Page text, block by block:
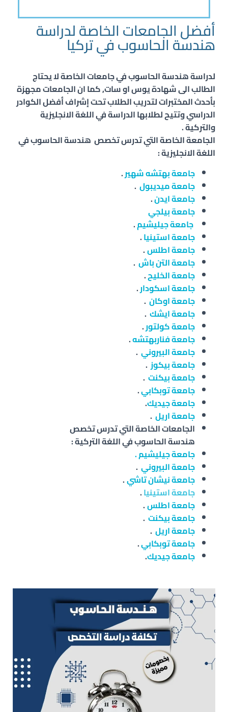
أفضل الجامعات الخاصة لدراسة
هندسة الحاسوب في تركيا
لدراسة هندسة الحاسوب في جامعات الخاصة لا يحتاج
الطالب الى شهادة يوس او سات, كما ان الجامعات مجهزة
بأحدث المختبرات لتدريب الطلاب تحت إشراف أفضل الكوادر
الدراسي وتتيح لطلابها الدراسة في اللغة الانجليزية
والتركية .
الجامعة الخاصة التي تدرس تخصص هندسةالحاسوبفي
اللغة الانجليزية :
جامعة بهتشه شهير.
جامعة ميديبول .
جامعة ايدن.
جامعة بيلجي
جامعة جيليشيم.
جامعة استينيا.
جامعة اطلس.
جامعة التن باش .
جامعة الخليح.
جامعة اسكودار.
جامعة اوكان .
جامعة ايشك .
جامعة كولتور.
جامعة فناربهتشه.
جامعة البيروني .
جامعة بيكوز .
جامعة بيكنت .
جامعة توبكابي.
جامعة جيديك.
جامعة اريل .
الجامعات الخاصة التي تدرس تخصص
هندسةالحاسوبفي اللغة التركية :
جامعة جيليشيم .
جامعة البيروني .
جامعة نيشان تاشي.
جامعة استينيا.
جامعة اطلس.
جامعة بيكنت .
جامعة اريل .
جامعة توبكابي.
جامعة جيديك.